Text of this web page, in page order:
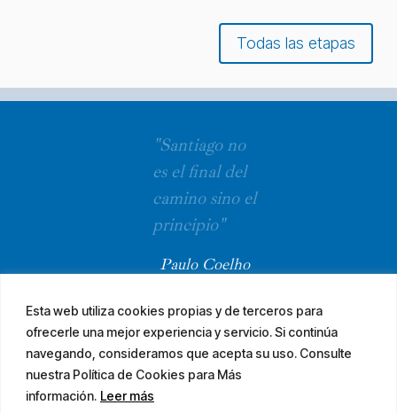
Esta web utiliza cookies propias y de terceros para
ofrecerle una mejor experiencia y servicio. Si continúa
navegando, consideramos que acepta su uso. Consulte
nuestra Política de Cookies para Más
información. Leer más
Todas las etapas
"Santiago no
es el final del
camino sino el
principio"
Paulo Coelho